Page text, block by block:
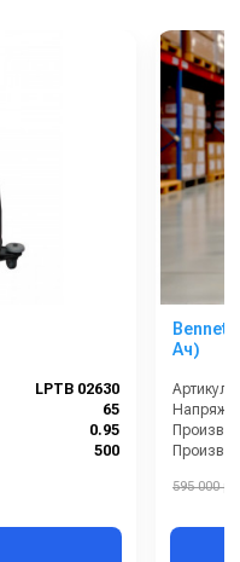
LPTB 02630
65
0.95
500
Ач)
Артикул:
Тип
595 000